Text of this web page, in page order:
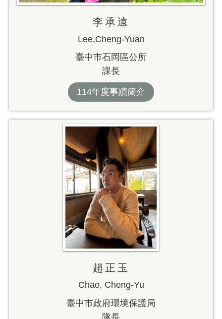
李承遠
Lee,Cheng-Yuan
臺中市石岡區公所
課長
114年度事蹟簡介
趙正玉
Chao, Cheng-Yu
臺中市政府環境保護局